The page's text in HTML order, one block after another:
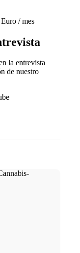
/ mes
la entrevista
de nuestro